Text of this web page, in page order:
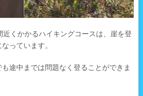
近くかかるハイキングコースは、崖を登
っています。
途中までは問題なく登ることができま